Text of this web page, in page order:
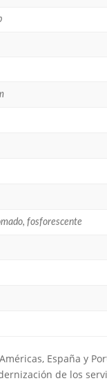
fosforescente
España y
de los